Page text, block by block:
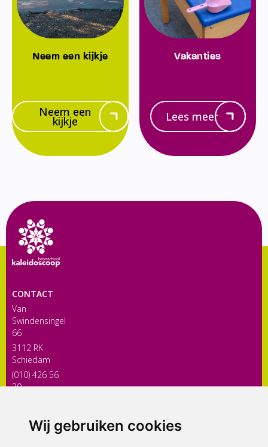
Wij gebruiken cookies
Neem een kijkje
Neem een
kijkje
Vakanties
Lees meer
CONTACT
Van
Swindensingel
66
3112 RK
Schiedam
(010) 426 56
30
ONDERDEEL VAN